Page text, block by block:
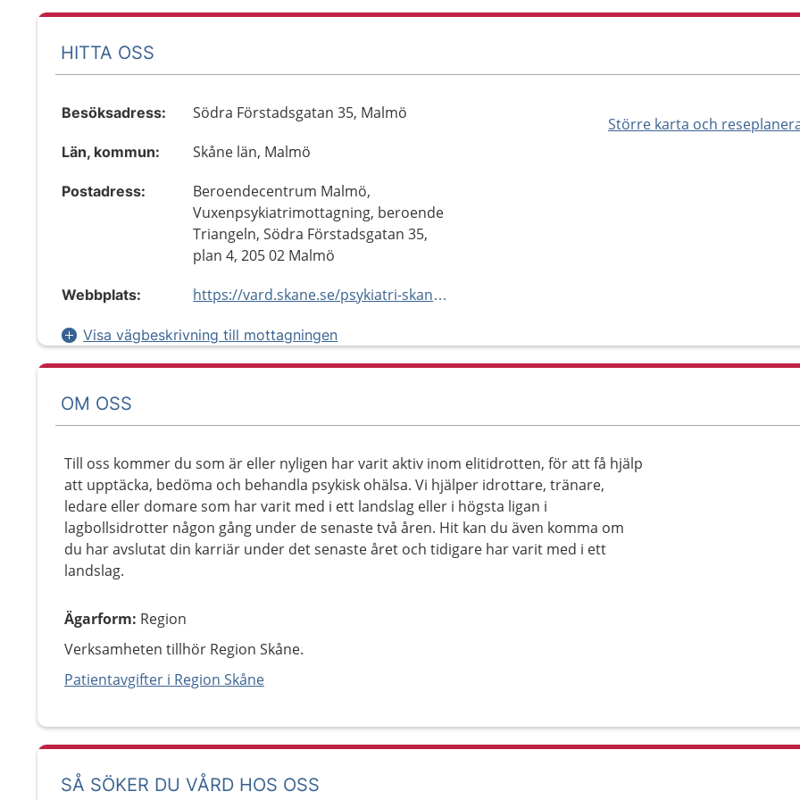
HITTA OSS
Större karta och
Besöksadress: Södra Förstadsgatan 35, Malmö
Län, kommun: Skåne län, Malmö
Postadress:
Beroendecentrum Malmö,
Vuxenpsykiatrimottagning, beroende
Triangeln, Södra Förstadsgatan 35,
plan 4, 205 02 Malmö
Webbplats: https://vard.skane.se/psykiatri-skane/mottagningar-och-avdelningar/vuxenpsykiatrimottagning-elitidrott-och-halsa-malmo/
Visa vägbeskrivning till mottagningen
OM OSS
Till oss kommer du som är eller nyligen har varit aktiv inom elitidrotten, för att få hjälp
att upptäcka, bedöma och behandla psykisk ohälsa. Vi hjälper idrottare, tränare,
ledare eller domare som har varit med i ett landslag eller i högsta ligan i
lagbollsidrotter någon gång under de senaste två åren. Hit kan du även komma om
du har avslutat din karriär under det senaste året och tidigare har varit med i ett
landslag.
Ägarform: Region
Verksamheten tillhör Region Skåne.
Patientavgifter i Region Skåne
SÅ SÖKER DU VÅRD HOS OSS